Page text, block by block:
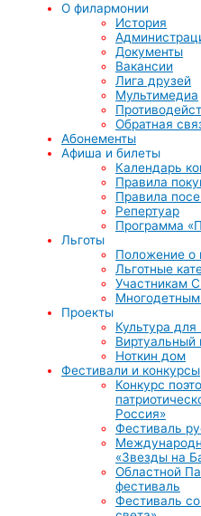
О филармонии
История
Документы
Вакансии
Лига друзей
Мультимедиа
Обратная
Абонементы
Афиша и билеты
Календарь
Правила
Правила
Репертуар
Программа
Льготы
Положение о
Льготные
Участникам
Проекты
Культура
Виртуальный
Ноткин дом
Фестивали и конкурсы
Конкурс
Россия»
Фестиваль
«Звезды на
Областной
фестиваль
Фестиваль